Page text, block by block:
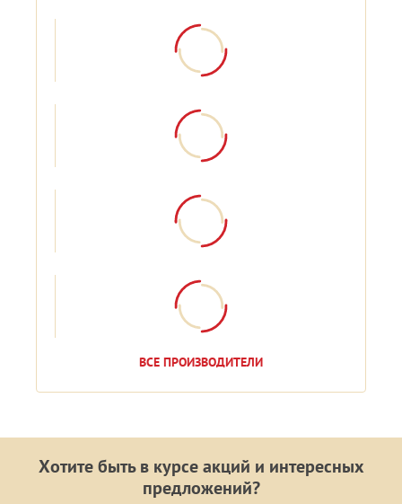
ВСЕ ПРОИЗВОДИТЕЛИ
Хотите быть в курсе акций и интересных
предложений?